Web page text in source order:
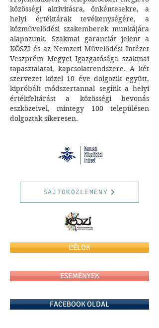
közösségi aktivitásra, önkéntesekre, a
helyi értéktárak tevékenységére, a
közművelődési szakemberek munkájára
alapozunk. Szakmai garanciát jelent a
KÖSZI és az Nemzeti Művelődési Intézet
Veszprém Megyei Igazgatósága szakmai
tapasztalatai, kapcsolatrendszere. A két
szervezet közel 10 éve dolgozik együtt,
kipróbált módszertannal segítik a helyi
értékfeltárást a közösségi bevonás
eszközeivel, mintegy 100 településen
dolgoztak sikeresen.
SAJTÓKÖZLEMÉNY
CÉLOK
ESEMÉNYEK
FACEBOOK OLDAL